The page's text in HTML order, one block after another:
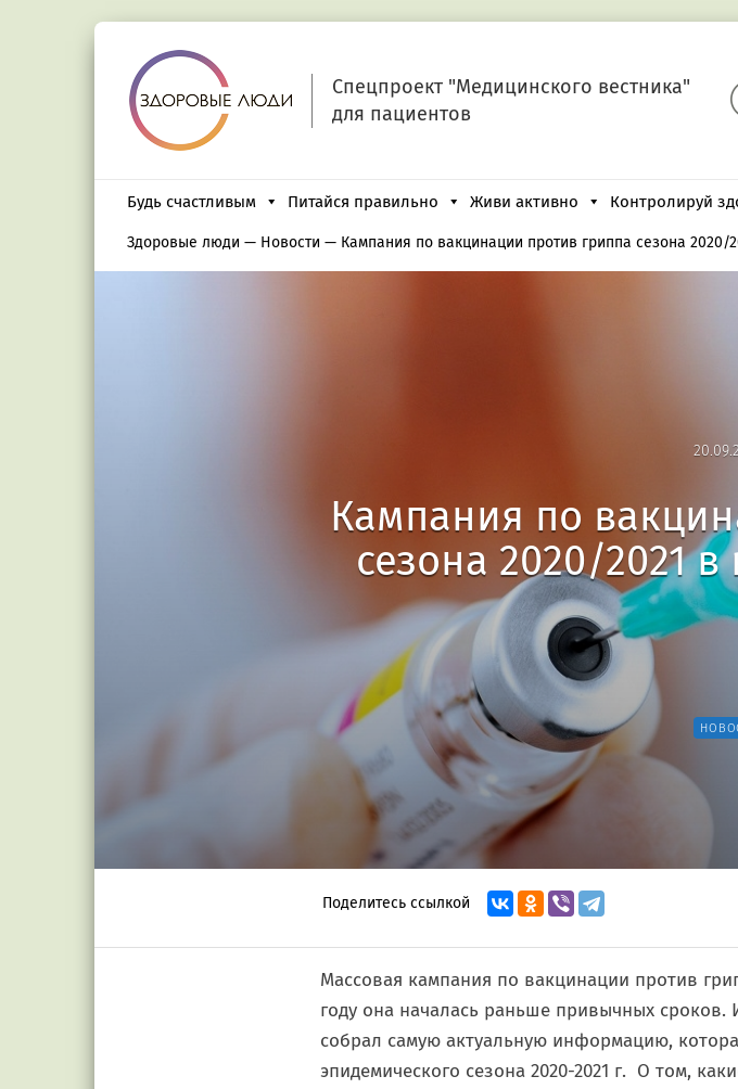
Спецпроект "Медицинского вестника"
для пациентов
Будь счастливым Питайся правильно Живи активно Контролируй
Здоровые люди — Новости — Кампания по вакцинации против гриппа сезона 2020/
Кампания по
сезона 2020/2021 в
Поделитесь ссылкой
Массовая кампания по вакцинации против
году она началась раньше привычных
собрал самую актуальную информацию,
эпидемического сезона 2020-2021 г. О том,